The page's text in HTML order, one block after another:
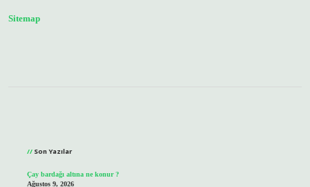
Sitemap
Son Yazılar
Çay bardağı altına ne konur ?
Ağustos 9, 2026